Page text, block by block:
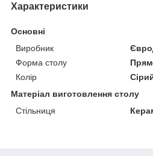
Характеристики
Основні
Виробник
Форма столу
Колір
Матеріал виготовлення столу
Стільниця